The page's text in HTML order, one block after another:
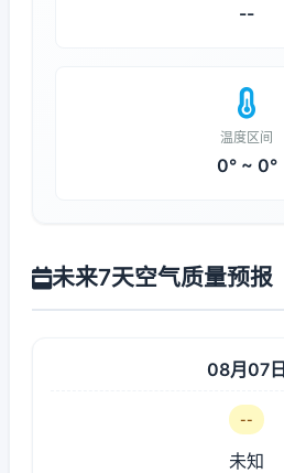
--
温度区间
0° ~ 0°
未来7天空气质量预报
08月07日
--
未知